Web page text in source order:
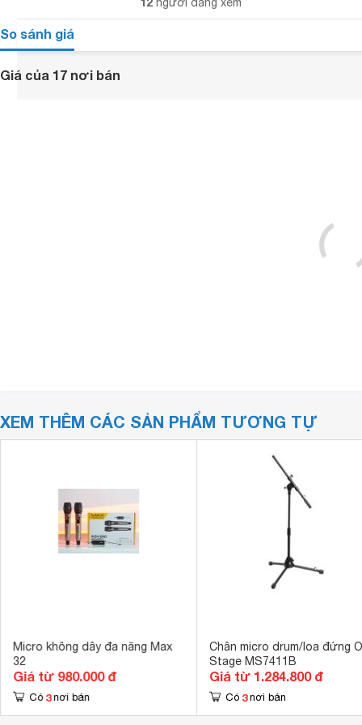
So sánh giá
Giá của 17 nơi bán
XEM THÊM CÁC SẢN PHẨM TƯƠNG TỰ
Micro không dây đa năng Max
32
Giá từ 980.000 đ
Có 3 nơi bán
Chân micro drum/loa đứng
Stage MS7411B
Giá từ 1.284.800 đ
Có 3 nơi bán